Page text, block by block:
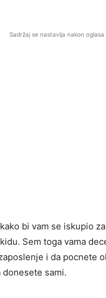
Sadržaj se nastavlja nakon oglasa
bi vam se iskupio
Sem toga vama
i da pocnete
sami.